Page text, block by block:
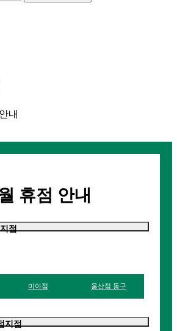
내
휴점 안내
점
미아점 울산점 동구
지점